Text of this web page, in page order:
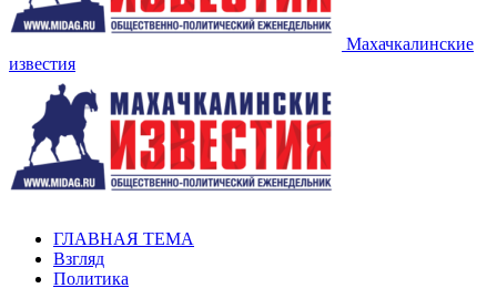
Махачкалинские
известия
ГЛАВНАЯ ТЕМА
Взгляд
Политика